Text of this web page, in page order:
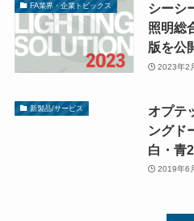
FA業界・企業トピックス
シーシ
照明総
版を公
2023年2
新製品/サービス
オプテ
ングド
白・青
2019年6